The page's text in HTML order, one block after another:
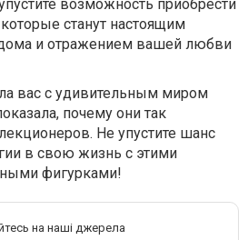
возможность приобрести
станут настоящим
и отражением вашей любви
вас с удивительным миром
почему они так
Не упустите шанс
в свою жизнь с этими
фигурками!
на наші джерела